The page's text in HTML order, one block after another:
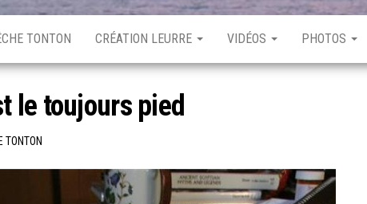
TONTON CRÉATION LEURRE VIDÉOS PHOTOS
le toujours pied
TONTON